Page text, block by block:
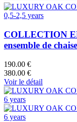
COLLECTION
ensemble de
190.00 €
380.00 €
Voir le détail